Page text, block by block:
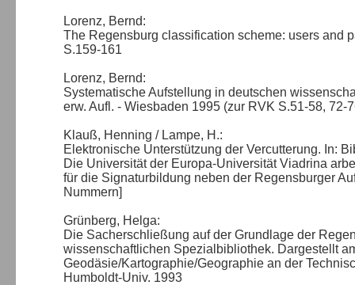
Lorenz, Bernd:
The Regensburg classification scheme: users and
S.159-161
Lorenz, Bernd:
Systematische Aufstellung in deutschen
erw. Aufl. - Wiesbaden 1995 (zur RVK S.51-58, 72-
Klauß, Henning / Lampe, H.:
Elektronische Unterstützung der Vercutterung. In:
Die Universität der Europa-Universität Viadrina
für die Signaturbildung neben der Regensburger
Nummern]
Grünberg, Helga:
Die Sacherschließung auf der Grundlage der
wissenschaftlichen Spezialbibliothek. Dargestellt
Geodäsie/Kartographie/Geographie an der
Humboldt-Univ. 1993